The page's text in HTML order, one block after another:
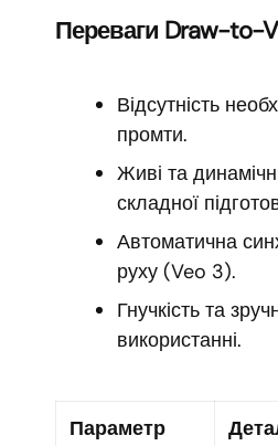
Переваги Draw-to-
Відсутність
промти.
Живі та
складної
Автоматична
руху (Veo 3).
Гнучкість та
використанні.
Параметр